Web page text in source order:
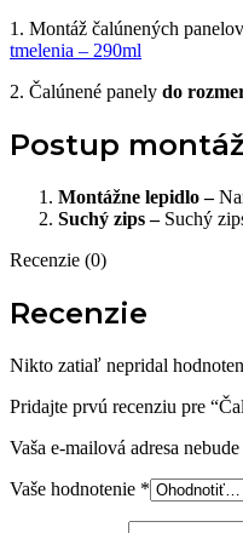
1. Montáž čalúnených
tmelenia – 290ml
2. Čalúnené panely do
Postup
Montážne lepidlo –
Suchý zips – Suchý
Recenzie (0)
Recenzie
Nikto zatiaľ nepridal
Pridajte prvú recenziu pre
Vaša e-mailová adresa
Vaše hodnotenie *